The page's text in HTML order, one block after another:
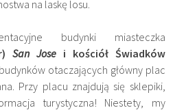
na laskę losu.
budynki miasteczka
San Jose i kościół Świadków
budynków otaczających główny plac
Przy placu znajdują się sklepiki,
turystyczna! Niestety, my